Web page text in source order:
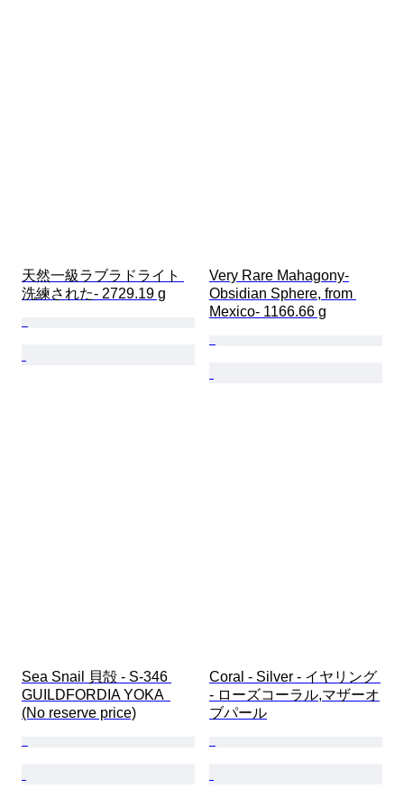
天然一級ラブラドライト
洗練された- 2729.19 g
Very Rare Mahagony-
Obsidian Sphere, from
Mexico- 1166.66 g
Sea Snail 貝殻 - S-346
GUILDFORDIA YOKA
(No reserve price)
Coral - Silver - イヤリング
- ローズコーラル,マザーオ
ブパール